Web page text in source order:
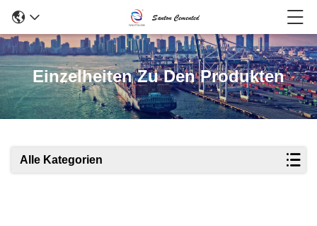
Einzelheiten Zu Den Produkten
Alle Kategorien